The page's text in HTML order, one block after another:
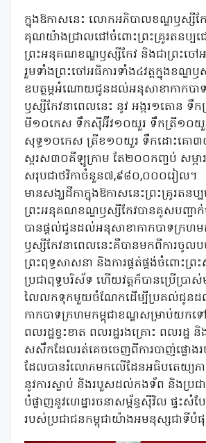
ក្នុងឱកាសនេះ លោកអភិបាលខណ្ឌឫស្សីកែ
គុណយ៉ាងជ្រាលជៅចំពោះព្រះគ្រូរតនប្ប
ព្រះអនុគណខណ្ឌឫស្សីកែវ និងជាព្រះចៅអ
រួមទាំងព្រះចៅអធិការទាំង៤វត្តក្នុងខណ្ឌ
ឧបត្ថម្ភអំណោយជូនដល់អនុសាខាកាកបា
ឫស្សីកែវនាពេលនេះ នូវ អង្ករ១តោន ទឹ
មី១០កេស ទឹកស៊ីអ៊ីវ១០យួរ ទឹកត្រី១០យួ
សុទ្ធ១០កេស ត្រីខ១០យួរ ទឹកដោះគោ
ស្ករស៣០គីឡូក្រាម តែ២០០កញ្ចប់ សម្ភា
សរុបជាថវិកាចំនួន៧,៩៨០,០០០រៀល។
មានសង្ឃដីកាក្នុងឱកាសនេះព្រះគ្រូរតន
ព្រះអនុគណខណ្ឌឫស្សីកែវបានគូសបញ្ជ
បានផ្តល់ជូនដល់អនុសាខាកាកបាទក្រហម
ឫស្សីកែវនាពេលនេះគឺបានមកពីការចូល
ព្រះពុទ្ធសាសនា និងការផ្គត់ផ្គង់ចំពោះ
ប្រជាពុទ្ធបរិស័ទ ហើយវត្តក៏បានប្រើប្
លៃលកទុកមួយចំណែកដើម្បីប្រគល់ជូនដ
កាកបាទក្រហមកម្ពុជាខណ្ឌសម្រាប់យកទ
ពលរដ្ឋខ្វះខាត ពលរដ្ឋរងគ្រោះ ពលរដ្ឋ
សសឹកដែលរត់គេចចេញពីការបាញ់ផ្លោង
ដែលបានរំលោភមកលើដែនអធិបតេយ្យភា
នូវការស្លាប់ និងរបួសដល់កងទ័ព និងប្រជា
បំផ្លាញនូវហេដ្ឋារចនាសម្ព័ន្ធស៊ីវិល ផ្ទះសំ
របស់ប្រជាជនកម្ពុជាយ៉ាងអមនុស្សជាទីបំ